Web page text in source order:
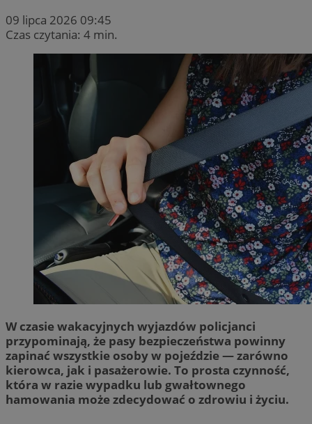
09 lipca 2026 09:45
Czas czytania: 4 min.
W czasie wakacyjnych wyjazdów policjanci
przypominają, że pasy bezpieczeństwa powinny
zapinać wszystkie osoby w pojeździe — zarówno
kierowca, jak i pasażerowie. To prosta czynność,
która w razie wypadku lub gwałtownego
hamowania może zdecydować o zdrowiu i życiu.